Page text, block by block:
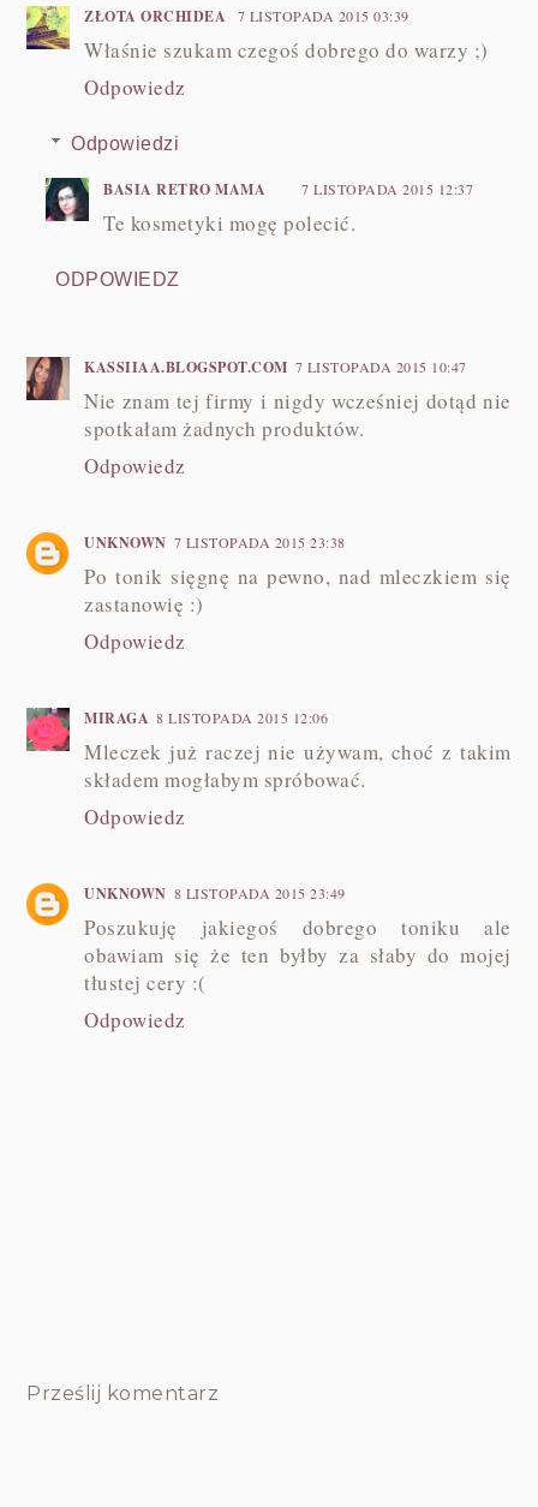
ZŁOTA ORCHIDEA 7 LISTOPADA 2015 03:39
Właśnie szukam czegoś dobrego do warzy ;)
Odpowiedz
Odpowiedzi
BASIA RETRO MAMA 7 LISTOPADA 2015 12:37
Te kosmetyki mogę polecić.
ODPOWIEDZ
KASSIIAA.BLOGSPOT.COM 7 LISTOPADA 2015 10:47
Nie znam tej firmy i nigdy wcześniej dotąd nie
spotkałam żadnych produktów.
Odpowiedz
UNKNOWN 7 LISTOPADA 2015 23:38
Po tonik sięgnę na pewno, nad mleczkiem się
zastanowię :)
Odpowiedz
MIRAGA 8 LISTOPADA 2015 12:06
Mleczek już raczej nie używam, choć z takim
składem mogłabym spróbować.
Odpowiedz
UNKNOWN 8 LISTOPADA 2015 23:49
Poszukuję jakiegoś dobrego toniku ale
obawiam się że ten byłby za słaby do mojej
tłustej cery :(
Odpowiedz
Prześlij komentarz